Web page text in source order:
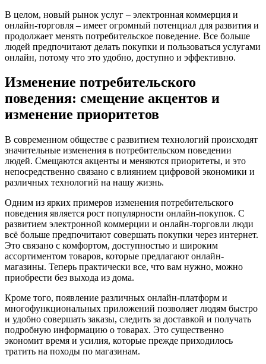
В целом, новый рынок услуг – электронная коммерция и
онлайн-торговля – имеет огромный потенциал для развития и
продолжает менять потребительское поведение. Все больше
людей предпочитают делать покупки и пользоваться услугами
онлайн, потому что это удобно, доступно и эффективно.
Изменение потребительского
поведения: смещение акцентов и
изменение приоритетов
В современном обществе с развитием технологий происходят
значительные изменения в потребительском поведении
людей. Смещаются акценты и меняются приоритеты, и это
непосредственно связано с влиянием цифровой экономики и
различных технологий на нашу жизнь.
Одним из ярких примеров изменения потребительского
поведения является рост популярности онлайн-покупок. С
развитием электронной коммерции и онлайн-торговли люди
всё больше предпочитают совершать покупки через интернет.
Это связано с комфортом, доступностью и широким
ассортиментом товаров, которые предлагают онлайн-
магазины. Теперь практически все, что вам нужно, можно
приобрести без выхода из дома.
Кроме того, появление различных онлайн-платформ и
многофункциональных приложений позволяет людям быстро
и удобно совершать заказы, следить за доставкой и получать
подробную информацию о товарах. Это существенно
экономит время и усилия, которые прежде приходилось
тратить на походы по магазинам.